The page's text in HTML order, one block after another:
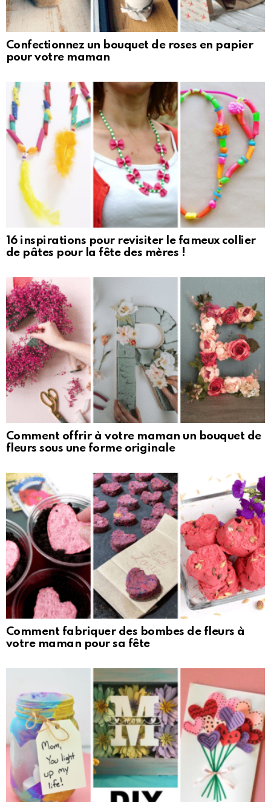
Confectionnez un bouquet de roses en papier
pour votre maman
16 inspirations pour revisiter le fameux collier
de pâtes pour la fête des mères !
Comment offrir à votre maman un bouquet de
fleurs sous une forme originale
Comment fabriquer des bombes de fleurs à
votre maman pour sa fête